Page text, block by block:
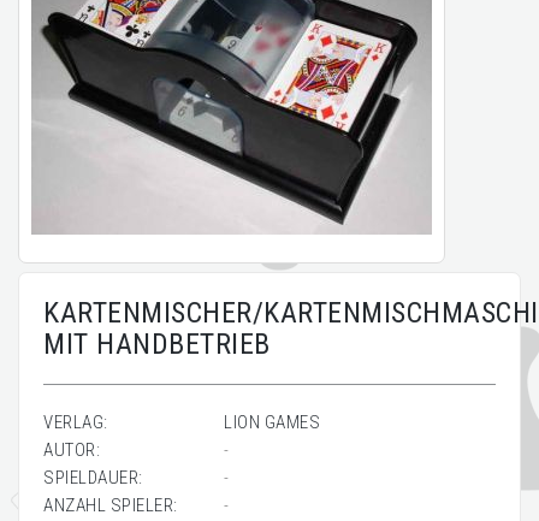
KARTENMISCHER/
MIT HANDBETRIEB
VERLAG:
LION GAMES
AUTOR:
-
SPIELDAUER:
-
ANZAHL SPIELER:
-